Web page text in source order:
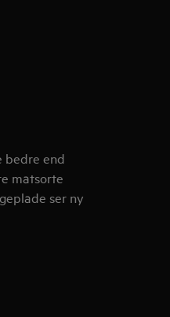
bedre end
matsorte
ser ny